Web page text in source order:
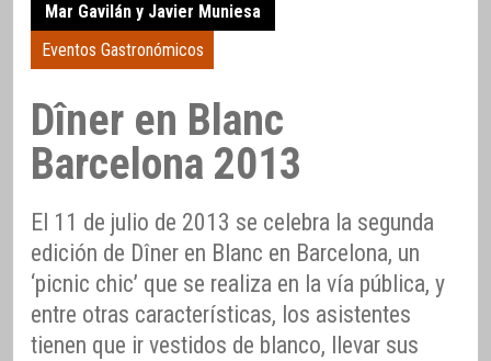
Mar Gavilán y Javier Muniesa
Eventos Gastronómicos
Dîner en Blanc
Barcelona 2013
El 11 de julio de 2013 se celebra la segunda
edición de Dîner en Blanc en Barcelona, un
‘picnic chic’ que se realiza en la vía pública, y
entre otras características, los asistentes
tienen que ir vestidos de blanco, llevar sus